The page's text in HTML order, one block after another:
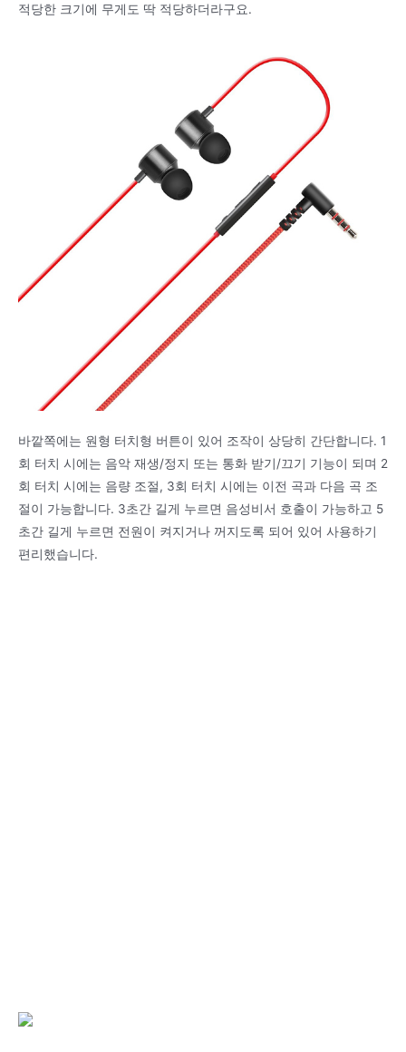
적당한 크기에 무게도 딱 적당하더라구요.
바깥쪽에는 원형 터치형 버튼이 있어 조작이 상당히 간단합니다. 1
회 터치 시에는 음악 재생/정지 또는 통화 받기/끄기 기능이 되며 2
회 터치 시에는 음량 조절, 3회 터치 시에는 이전 곡과 다음 곡 조
절이 가능합니다. 3초간 길게 누르면 음성비서 호출이 가능하고 5
초간 길게 누르면 전원이 켜지거나 꺼지도록 되어 있어 사용하기
편리했습니다.